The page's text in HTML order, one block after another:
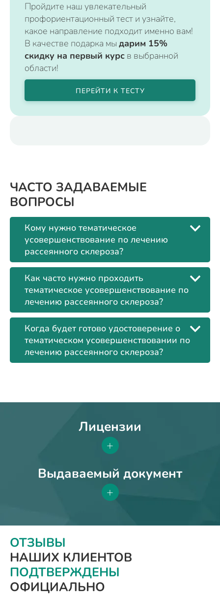
Пройдите наш увлекательный
профориентационный тест и узнайте,
какое направление подходит именно вам!
В качестве подарка мы дарим 15%
скидку на первый курс в выбранной
области!
ПЕРЕЙТИ К ТЕСТУ
ЧАСТО ЗАДАВАЕМЫЕ
ВОПРОСЫ
Кому нужно тематическое
усовершенствование по лечению
рассеянного склероза?
Как часто нужно проходить
тематическое усовершенствование по
лечению рассеянного склероза?
Когда будет готово удостоверение о
тематическом усовершенствовании по
лечению рассеянного склероза?
Лицензии
+
Выдаваемый документ
+
ОТЗЫВЫ
НАШИХ КЛИЕНТОВ
ПОДТВЕРЖДЕНЫ
ОФИЦИАЛЬНО